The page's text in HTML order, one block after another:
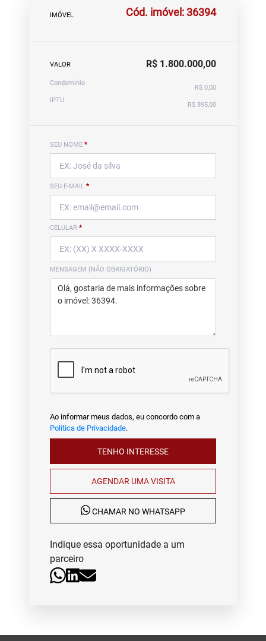
IMÓVEL Cód. imóvel: 36394
VALOR R$ 1.800.000,00
Condomínio
R$ 0,00
IPTU
R$ 895,00
SEU NOME *
SEU E-MAIL *
CELULAR *
MENSAGEM (NÃO OBRIGATÓRIO)
Ao informar meus dados, eu concordo com a
Política de Privacidade.
TENHO INTERESSE
AGENDAR UMA VISITA
CHAMAR NO WHATSAPP
Indique essa oportunidade a um
parceiro